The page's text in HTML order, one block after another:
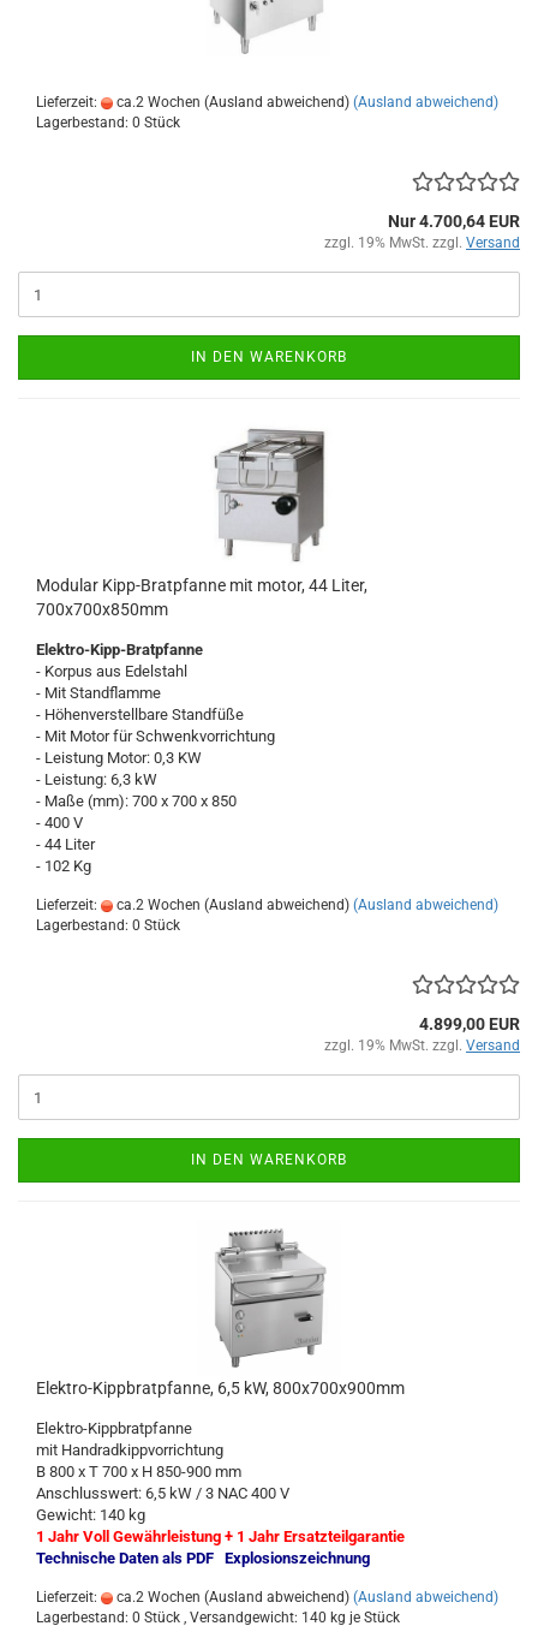
Lieferzeit: ca.2 Wochen (Ausland abweichend) (Ausland abweichend)
Lagerbestand: 0 Stück
Nur 4.700,64 EUR
zzgl. 19% MwSt. zzgl. Versand
IN DEN WARENKORB
Modular Kipp-Bratpfanne mit motor, 44 Liter,
700x700x850mm
Elektro-Kipp-Bratpfanne
- Korpus aus Edelstahl
- Mit Standflamme
- Höhenverstellbare Standfüße
- Mit Motor für Schwenkvorrichtung
- Leistung Motor: 0,3 KW
- Leistung: 6,3 kW
- Maße (mm): 700 x 700 x 850
- 400 V
- 44 Liter
- 102 Kg
Lieferzeit: ca.2 Wochen (Ausland abweichend) (Ausland abweichend)
Lagerbestand: 0 Stück
4.899,00 EUR
zzgl. 19% MwSt. zzgl. Versand
IN DEN WARENKORB
Elektro-Kippbratpfanne, 6,5 kW, 800x700x900mm
Elektro-Kippbratpfanne
mit Handradkippvorrichtung
B 800 x T 700 x H 850-900 mm
Anschlusswert: 6,5 kW / 3 NAC 400 V
Gewicht: 140 kg
1 Jahr Voll Gewährleistung + 1 Jahr Ersatzteilgarantie
Technische Daten als PDF Explosionszeichnung
Lieferzeit: ca.2 Wochen (Ausland abweichend) (Ausland abweichend)
Lagerbestand: 0 Stück , Versandgewicht: 140 kg je Stück